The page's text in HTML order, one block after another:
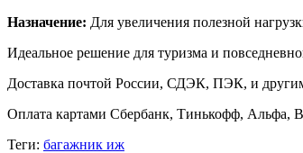
Назначение: Для увеличения полезной
Идеальное решение для туризма и
Доставка почтой России, СДЭК, ПЭК, и
Оплата картами Сбербанк, Тинькофф, Альфа,
Теги: багажник иж